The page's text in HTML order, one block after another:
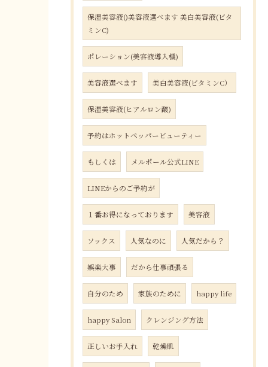
保湿美容液()美容液選べます 美白美容液(ビタ
ミンC)
ポレーション(美容液導入機)
美容液選べます 美白美容液(ビタミンC）
保湿美容液(ヒアルロン酸)
予約はホットペッパービューティー
もしくは メルポール公式LINE
LINEからのご予約が
１番お得になっております 美容液
ソックス 人気なのに 人気だから？
娯楽大事 だから仕事頑張る
自分のため 家族のために happy life
happy Salon クレンジング方法
正しいお手入れ 乾燥肌